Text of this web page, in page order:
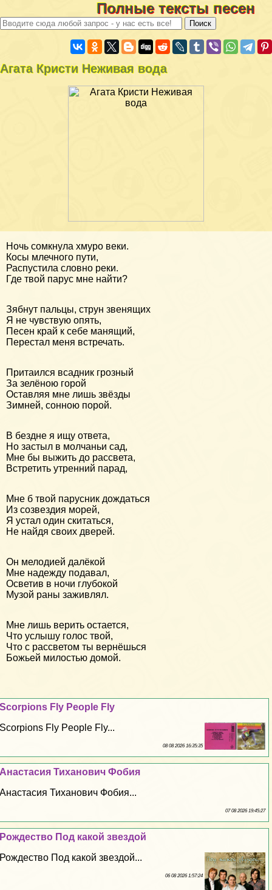
Полные тексты песен
Агата Кристи Неживая вода
Ночь сомкнула хмуро веки.
Косы млечного пути,
Распустила словно реки.
Где твой парус мне найти?
Зябнут пальцы, струн звенящих
Я не чувствую опять,
Песен край к себе манящий,
Перестал меня встречать.
Притаился всадник грозный
За зелёною горой
Оставляя мне лишь звёзды
Зимней, сонною порой.
В бездне я ищу ответа,
Но застыл в молчаньи сад,
Мне бы выжить до рассвета,
Встретить утренний парад,
Мне б твой парусник дождаться
Из созвездия морей,
Я устал один скитаться,
Не найдя своих дверей.
Он мелодией далёкой
Мне надежду подавал,
Осветив в ночи глубокой
Музой раны заживлял.
Мне лишь верить остается,
Что услышу голос твой,
Что с рассветом ты вернёшься
Божьей милостью домой.
Scorpions Fly People Fly
Scorpions Fly People Fly...
08 08 2026 16:35:35
Анастасия Тиханович Фобия
Анастасия Тиханович Фобия...
07 08 2026 19:45:27
Рождество Под какой звездой
Рождество Под какой звездой...
06 08 2026 1:57:24